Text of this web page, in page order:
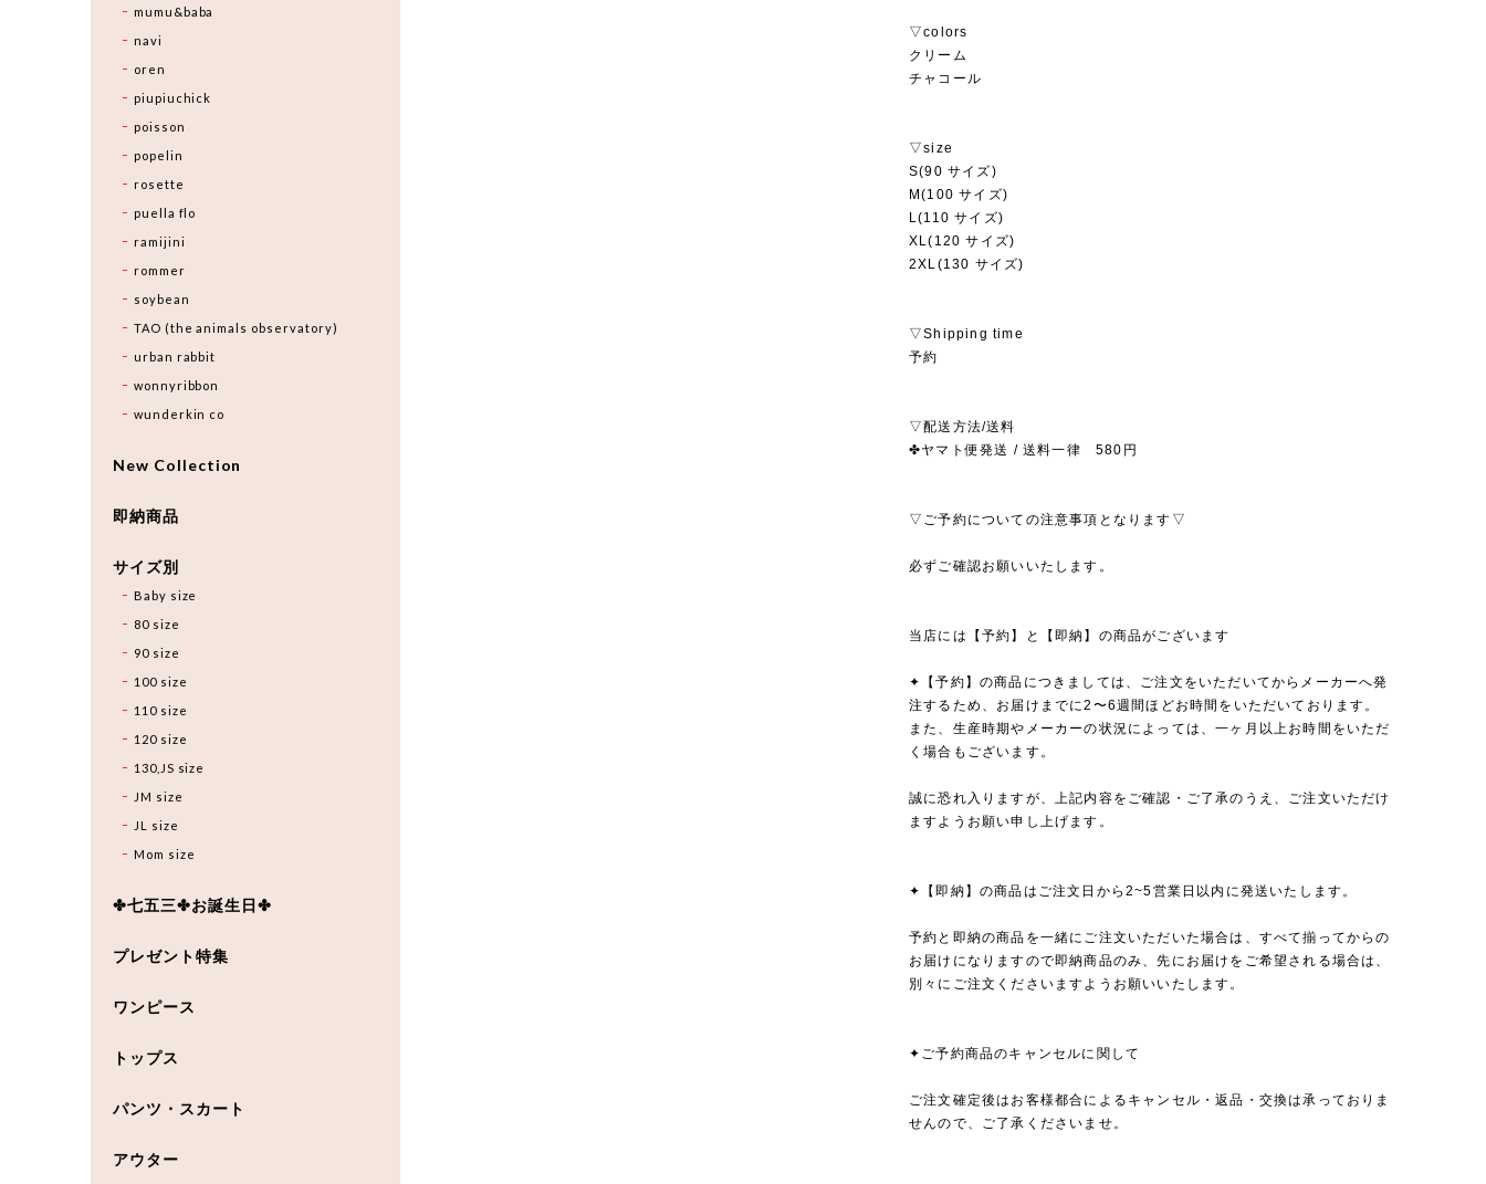
▽colors
クリーム
チャコール
▽size
S(90 サイズ)
M(100 サイズ)
L(110 サイズ)
XL(120 サイズ)
2XL(130 サイズ)
▽Shipping time
予約
▽配送方法/送料
✤ヤマト便発送 / 送料一律 580円
▽ご予約についての注意事項となります▽
必ずご確認お願いいたします。
当店には【予約】と【即納】の商品がございます
✦【予約】の商品につきましては、ご注文をいただいてからメーカーへ発
注するため、お届けまでに2〜6週間ほどお時間をいただいております。
また、生産時期やメーカーの状況によっては、一ヶ月以上お時間をいただ
く場合もございます。
誠に恐れ入りますが、上記内容をご確認・ご了承のうえ、ご注文いただけ
ますようお願い申し上げます。
✦【即納】の商品はご注文日から2~5営業日以内に発送いたします。
予約と即納の商品を一緒にご注文いただいた場合は、すべて揃ってからの
お届けになりますので即納商品のみ、先にお届けをご希望される場合は、
別々にご注文くださいますようお願いいたします。
✦ご予約商品のキャンセルに関して
ご注文確定後はお客様都合によるキャンセル・返品・交換は承っておりま
せんので、ご了承くださいませ。
mumu&baba
navi
oren
piupiuchick
poisson
popelin
rosette
puella flo
ramijini
rommer
soybean
TAO (the animals observatory)
urban rabbit
wonnyribbon
wunderkin co
New Collection
即納商品
サイズ別
Baby size
80 size
90 size
100 size
110 size
120 size
130,JS size
JM size
JL size
Mom size
✤七五三✤お誕生日✤
プレゼント特集
ワンピース
トップス
パンツ・スカート
アウター